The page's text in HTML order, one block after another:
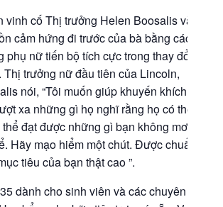
vinh cố Thị trưởng Helen Boosalis và
cảm hứng đi trước của bà bằng cách
phụ nữ tiến bộ tích cực trong thay đổi
Thị trưởng nữ đầu tiên của Lincoln,
nói, “Tôi muốn giúp khuyến khích
xa những gì họ nghĩ rằng họ có thể
đạt được những gì bạn không mơ
Hãy mạo hiểm một chút. Được chuẩn
tiêu của bạn thật cao ”.
dành cho sinh viên và các chuyên